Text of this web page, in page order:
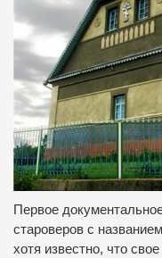
Первое
староверов с
хотя известно, что